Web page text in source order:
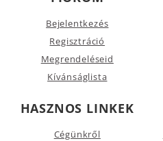
Bejelentkezés
Regisztráció
Megrendeléseid
Kívánságlista
HASZNOS LINKEK
Cégünkről